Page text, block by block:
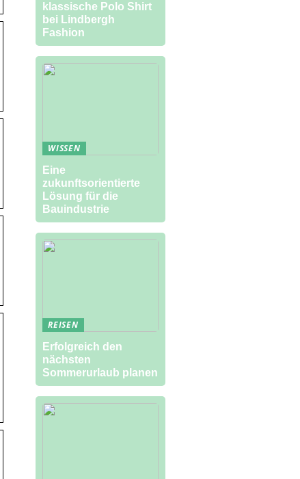
klassische Polo Shirt
bei Lindbergh
Fashion
WISSEN
Eine
zukunftsorientierte
Lösung für die
Bauindustrie
REISEN
Erfolgreich den
nächsten
Sommerurlaub planen